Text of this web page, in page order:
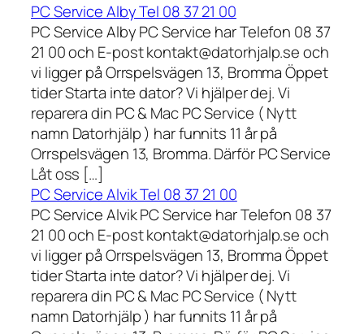
PC Service Alby Tel 08 37 21 00
PC Service Alby PC Service har Telefon 08 37
21 00 och E-post kontakt@datorhjalp.se och
vi ligger på Orrspelsvägen 13, Bromma Öppet
tider Starta inte dator? Vi hjälper dej. Vi
reparera din PC & Mac PC Service ( Nytt
namn Datorhjälp ) har funnits 11 år på
Orrspelsvägen 13, Bromma. Därför PC Service
Låt oss […]
PC Service Alvik Tel 08 37 21 00
PC Service Alvik PC Service har Telefon 08 37
21 00 och E-post kontakt@datorhjalp.se och
vi ligger på Orrspelsvägen 13, Bromma Öppet
tider Starta inte dator? Vi hjälper dej. Vi
reparera din PC & Mac PC Service ( Nytt
namn Datorhjälp ) har funnits 11 år på